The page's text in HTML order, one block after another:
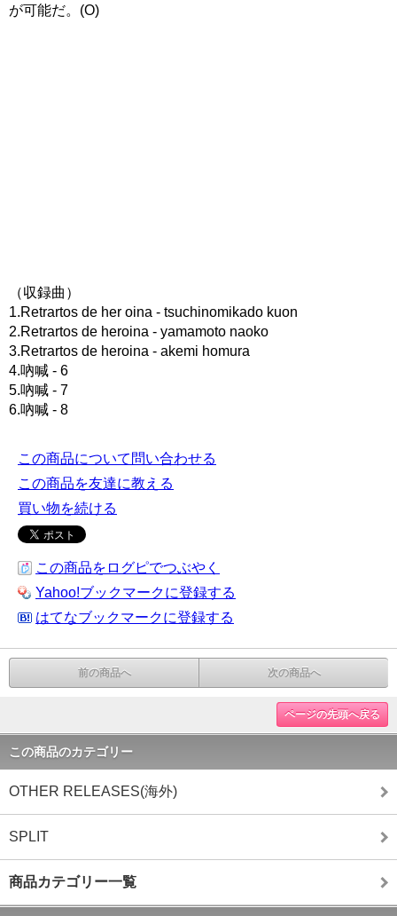
が可能だ。(O)
（収録曲）
1.Retrartos de her oina - tsuchinomikado kuon
2.Retrartos de heroina - yamamoto naoko
3.Retrartos de heroina - akemi homura
4.吶喊 - 6
5.吶喊 - 7
6.吶喊 - 8
この商品について問い合わせる
この商品を友達に教える
買い物を続ける
この商品をログピでつぶやく
Yahoo!ブックマークに登録する
はてなブックマークに登録する
前の商品へ 次の商品へ
ページの先頭へ戻る
この商品のカテゴリー
OTHER RELEASES(海外)
SPLIT
商品カテゴリー一覧